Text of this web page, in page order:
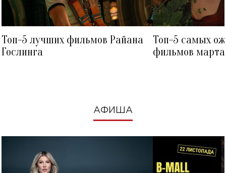
Топ-5 лучших фильмов Райана
Гослинга
Топ-5 самых
фильмов
АФИША